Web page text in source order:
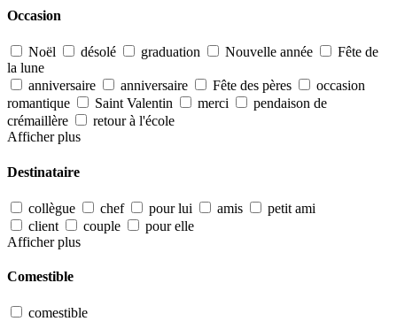
Occasion
Noël désolé graduation Nouvelle année
Fête de
la lune
anniversaire
anniversaire Fête des pères
occasion
romantique
Saint Valentin merci
pendaison de
crémaillère
retour à l'école
Afficher plus
Destinataire
collègue chef pour lui amis
petit ami
client
couple
pour elle
Afficher plus
Comestible
comestible